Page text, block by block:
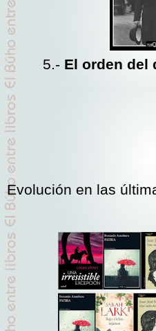
5.- El orden del
Evolución en las